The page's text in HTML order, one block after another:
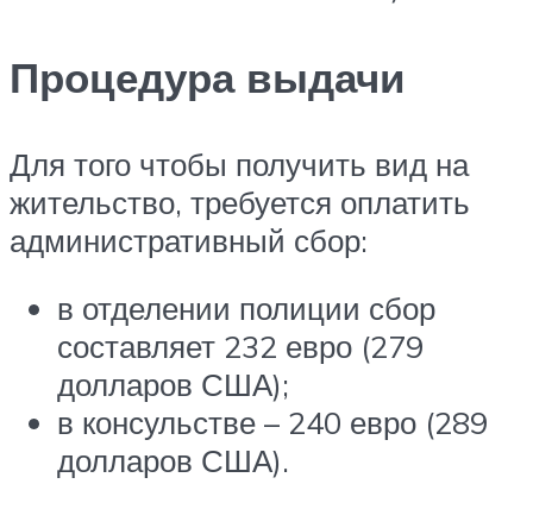
Процедура выдачи
Для того чтобы получить вид на
жительство, требуется оплатить
административный сбор:
в отделении полиции сбор
составляет 232 евро (279
долларов США);
в консульстве – 240 евро (289
долларов США).